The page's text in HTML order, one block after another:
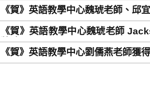
《賀》英語教學中心魏琥老師、邱
《賀》英語教學中心魏琥老師
獎助
《賀》英語教學中心劉儒燕老師獲